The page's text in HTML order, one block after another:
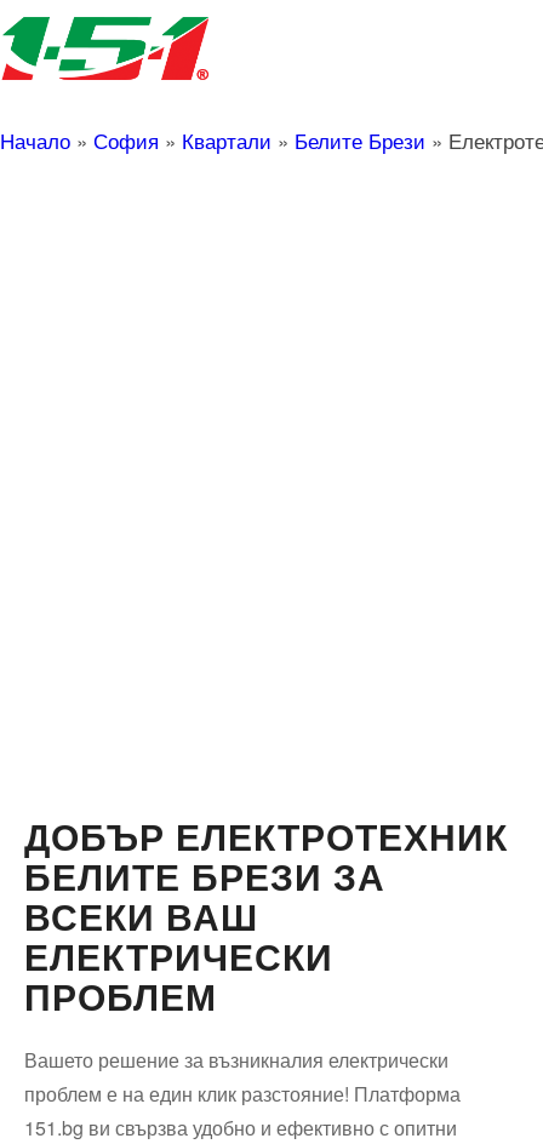
Начало » София » Квартали » Белите Брези »
ДОБЪР ЕЛЕКТРОТЕХНИК
БЕЛИТЕ БРЕЗИ ЗА
ВСЕКИ ВАШ
ЕЛЕКТРИЧЕСКИ
ПРОБЛЕМ
Вашето решение за възникналия електрически
проблем е на един клик разстояние! Платформа
151.bg ви свързва удобно и ефективно с опитни